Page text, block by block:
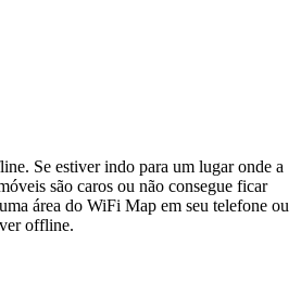
Se estiver indo para um lugar onde a
são caros ou não consegue ficar
área do WiFi Map em seu telefone ou
offline.